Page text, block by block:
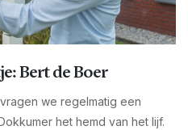
Bert de Boer
we regelmatig een
het hemd van het lijf.